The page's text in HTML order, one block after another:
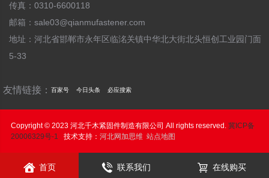
传真：0310-6600118
邮箱：sale03@qianmufastener.com
地址：河北省邯郸市永年区临洺关镇中华北大街北头恒创工业园门面
5-33
友情链接： 百家号 今日头条 必应搜索
Copyright © 2023 河北千木紧固件制造有限公司 All rights reserved. 冀ICP备
20006329号-1 技术支持： 河北网加思维 站点地图
 首页  联系我们  在线购买